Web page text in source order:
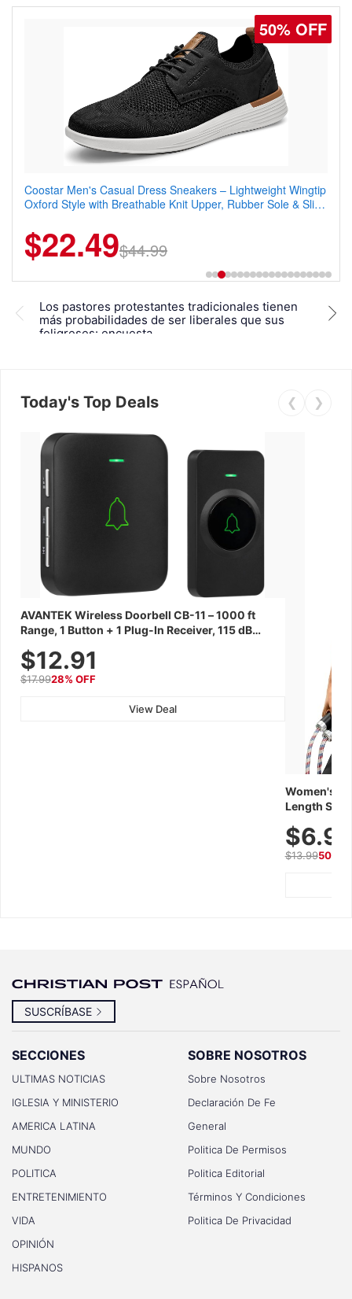
50% OFF
Coostar Men's Casual Dress Sneakers – Lightweight Wingtip
Oxford Style with Breathable Knit Upper, Rubber Sole & Slip-
$22.49$44.99
Los pastores protestantes tradicionales tienen
más probabilidades de ser liberales que sus
feligreses: encuesta
Today's Top Deals ❮ ❯
AVANTEK Wireless Doorbell CB-11 – 1000 ft
Range, 1 Button + 1 Plug-In Receiver, 115 dB
Year Battery
$12.91
$17.9928% OFF
View Deal
Women's
Length
Summer
$13.9950%
SUSCRÍBASE
SECCIONES
ULTIMAS NOTICIAS
IGLESIA Y MINISTERIO
AMERICA LATINA
MUNDO
POLITICA
ENTRETENIMIENTO
VIDA
OPINIÓN
HISPANOS
SOBRE NOSOTROS
Sobre Nosotros
Declaración De Fe
General
Politica De Permisos
Politica Editorial
Términos Y Condiciones
Politica De Privacidad